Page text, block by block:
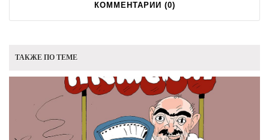
КОММЕНТАРИИ (0)
ТАКЖЕ ПО ТЕМЕ